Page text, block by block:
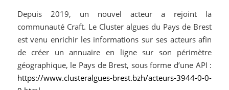
Depuis 2019, un nouvel acteur a rejoint la
communauté Craft. Le Cluster algues du Pays de Brest
est venu enrichir les informations sur ses acteurs afin
de créer un annuaire en ligne sur son périmètre
géographique, le Pays de Brest, sous forme d’une API :
https://www.clusteralgues-brest.bzh/acteurs-3944-0-0-